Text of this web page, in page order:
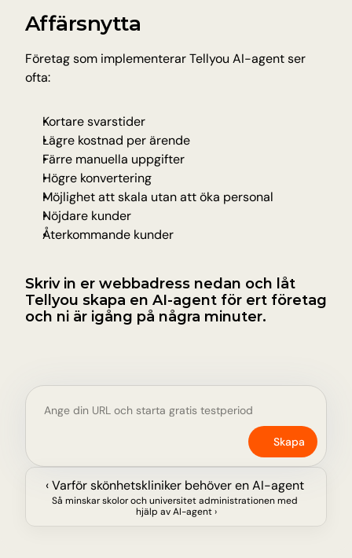
Affärsnytta
Företag som implementerar Tellyou AI-agent ser
ofta:
Kortare svarstider
Lägre kostnad per ärende
Färre manuella uppgifter
Högre konvertering
Möjlighet att skala utan att öka personal
Nöjdare kunder
Återkommande kunder
Skriv in er webbadress nedan och låt
Tellyou skapa en AI-agent för ert företag
och ni är igång på några minuter.
Skapa
‹ Varför skönhetskliniker behöver en AI-agent
Så minskar skolor och universitet administrationen med
hjälp av AI-agent ›